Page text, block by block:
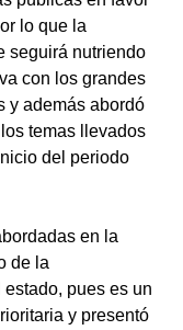
lo que la
seguirá nutriendo
con los grandes
y además abordó
temas llevados
del periodo
en la
de la
pues es un
y presentó